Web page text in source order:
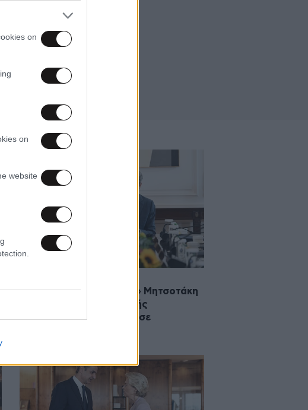
on
on
website
Δεύτερη «κίτρινη κάρτα» Μητσοτάκη
σε υπουργούς – Η διαρκής
αξιολόγηση και το «όχι» σε